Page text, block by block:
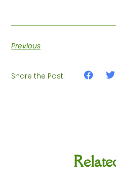
Previous
Share the Post: